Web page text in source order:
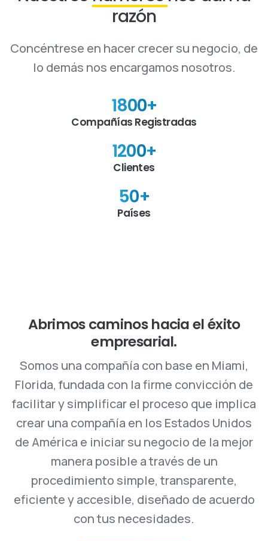
razón
Concéntrese en hacer crecer su negocio, de
lo demás nos encargamos nosotros.
1800+
Compañías Registradas
1200+
Clientes
50+
Países
Abrimos caminos hacia el éxito
empresarial.
Somos una compañía con base en Miami,
Florida, fundada con la firme convicción de
facilitar y simplificar el proceso que implica
crear una compañía en los Estados Unidos
de América e iniciar su negocio de la mejor
manera posible a través de un
procedimiento simple, transparente,
eficiente y accesible, diseñado de acuerdo
con tus necesidades.